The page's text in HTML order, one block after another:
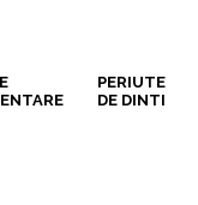
PERIUTE
DE DINTI